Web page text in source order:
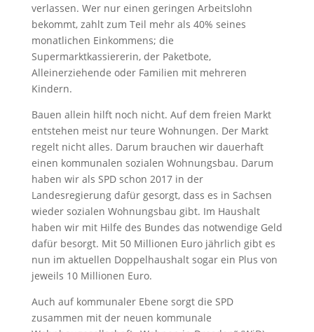
verlassen. Wer nur einen geringen Arbeitslohn
bekommt, zahlt zum Teil mehr als 40% seines
monatlichen Einkommens; die
Supermarktkassiererin, der Paketbote,
Alleinerziehende oder Familien mit mehreren
Kindern.
Bauen allein hilft noch nicht. Auf dem freien Markt
entstehen meist nur teure Wohnungen. Der Markt
regelt nicht alles. Darum brauchen wir dauerhaft
einen kommunalen sozialen Wohnungsbau. Darum
haben wir als SPD schon 2017 in der
Landesregierung dafür gesorgt, dass es in Sachsen
wieder sozialen Wohnungsbau gibt. Im Haushalt
haben wir mit Hilfe des Bundes das notwendige Geld
dafür besorgt. Mit 50 Millionen Euro jährlich gibt es
nun im aktuellen Doppelhaushalt sogar ein Plus von
jeweils 10 Millionen Euro.
Auch auf kommunaler Ebene sorgt die SPD
zusammen mit der neuen kommunale